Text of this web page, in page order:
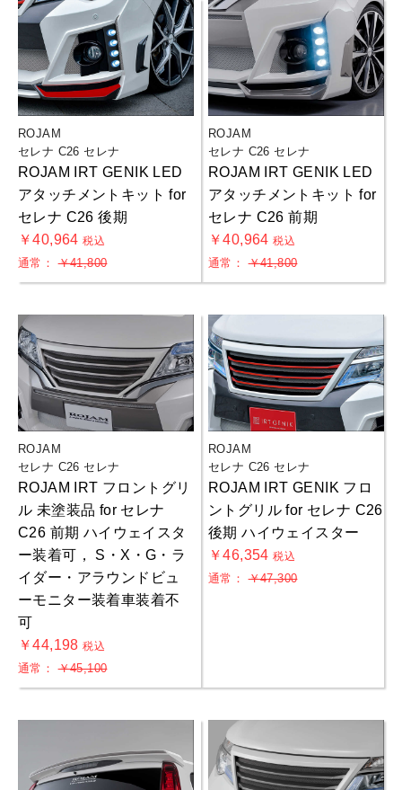
ROJAM
セレナ C26 セレナ
ROJAM IRT GENIK LED
アタッチメントキット for
セレナ C26 後期
￥40,964税込
通常：￥41,800
ROJAM
セレナ C26 セレナ
ROJAM IRT GENIK LED
アタッチメントキット for
セレナ C26 前期
￥40,964税込
通常：￥41,800
ROJAM
セレナ C26 セレナ
ROJAM IRT フロントグリ
ル 未塗装品 for セレナ
C26 前期 ハイウェイスタ
ー装着可， S・X・G・ラ
イダー・アラウンドビュ
ーモニター装着車装着不
可
￥44,198税込
通常：￥45,100
ROJAM
セレナ C26 セレナ
ROJAM IRT GENIK フロ
ントグリル for セレナ C26
後期 ハイウェイスター
￥46,354税込
通常：￥47,300